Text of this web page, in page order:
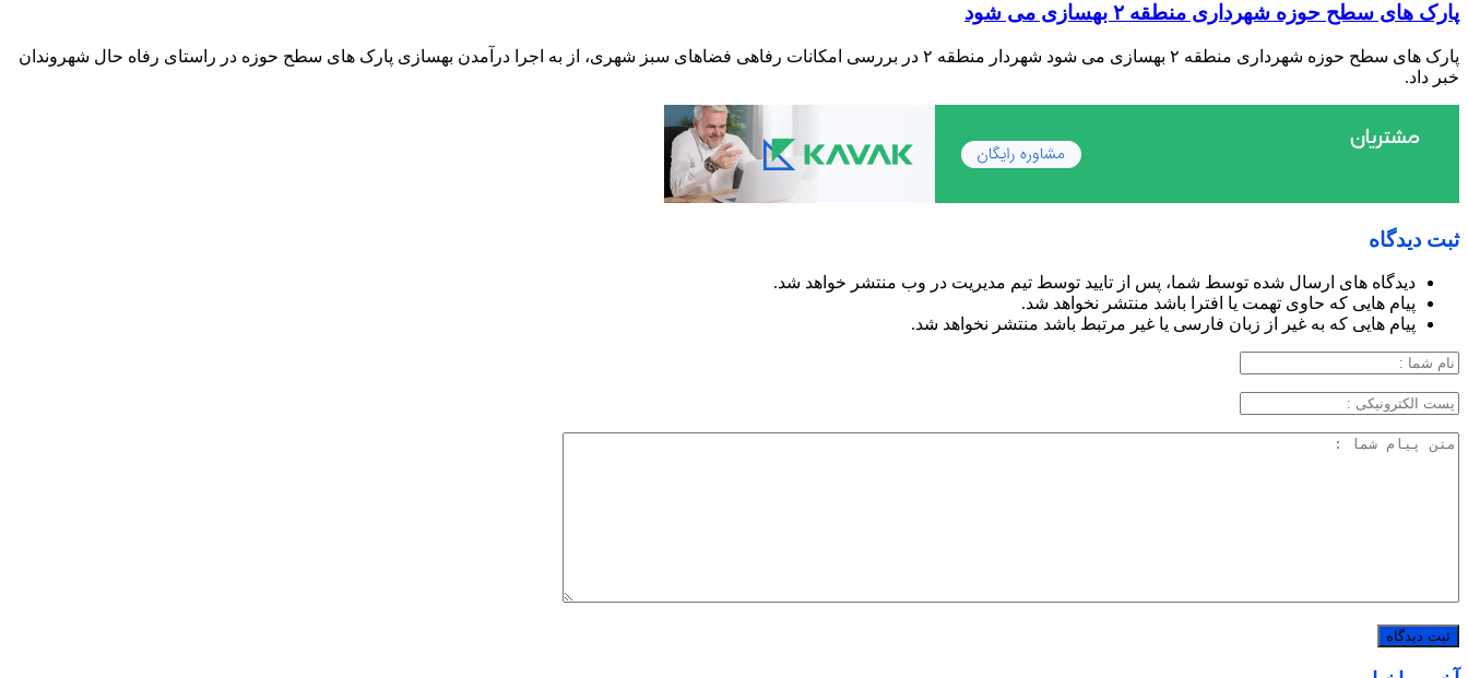
پارک های سطح حوزه شهرداری منطقه ۲ بهسازی می شود
پارک های سطح حوزه شهرداری منطقه ۲ بهسازی می شود شهردار منطقه ۲ در بررسی امکانات رفاهی فضاهای سبز شهری، از به اجرا درآمدن بهسازی پارک های سطح حوزه در راستای رفاه حال شهروندان
خبر داد.
ثبت دیدگاه
دیدگاه های ارسال شده توسط شما، پس از تایید توسط تیم مدیریت در وب منتشر خواهد شد.
پیام هایی که حاوی تهمت یا افترا باشد منتشر نخواهد شد.
پیام هایی که به غیر از زبان فارسی یا غیر مرتبط باشد منتشر نخواهد شد.